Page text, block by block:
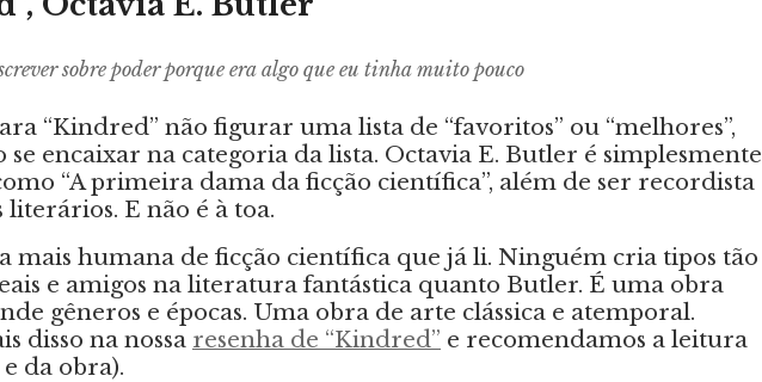
sobre poder porque era algo que eu tinha muito pouco
“Kindred” não figurar uma lista de “favoritos” ou “melhores”,
se encaixar na categoria da lista. Octavia E. Butler é simplesmente
“A primeira dama da ficção científica”, além de ser recordista
E não é à toa.
mais humana de ficção científica que já li. Ninguém cria tipos tão
e amigos na literatura fantástica quanto Butler. É uma obra
gêneros e épocas. Uma obra de arte clássica e atemporal.
disso na nossa resenha de “Kindred” e recomendamos a leitura
da obra).